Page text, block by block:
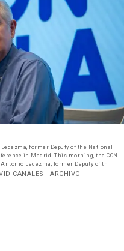
former Deputy of the National
in Madrid. This morning, the CON
Ledezma, former Deputy of th
CANALES - ARCHIVO